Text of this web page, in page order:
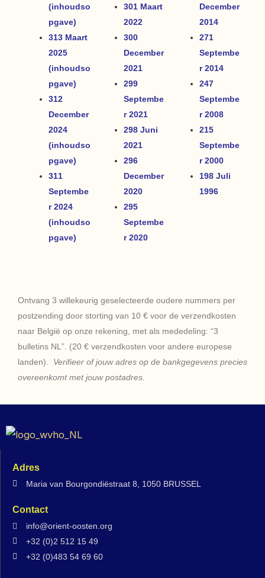
(inhoudso
pgave)
313 Maart
2025
(inhoudso
pgave)
312
December
2024
(inhoudso
pgave)
311
Septembe
r 2024
(inhoudso
pgave)
301 Maart
2022
300
December
2021
299
Septembe
r 2021
298 Juni
2021
296
December
2020
295
Septembe
r 2020
December
2014
271
Septembe
r 2014
247
Septembe
r 2008
215
Septembe
r 2000
198 Juli
1996
Ontvang 3 willekeurig geselecteerde oudere nummers per
postzending door storting van 10 € voor de verzendkosten
naar België op onze rekening, met als mededeling: “3
bulletins NL”. (20 € verzendkosten voor andere europese
landen). Verifieer of jouw adres op de bankgegevens precies
overeenkomt met jouw postadres.
Adres
Maria van Bourgondiëstraat 8, 1050 BRUSSEL
Contact
info@orient-oosten.org
+32 (0)2 512 15 49
+32 (0)483 54 69 60